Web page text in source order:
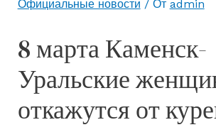
Официальные новости / От admin
8 марта Каменск-
Уральские
откажутся от